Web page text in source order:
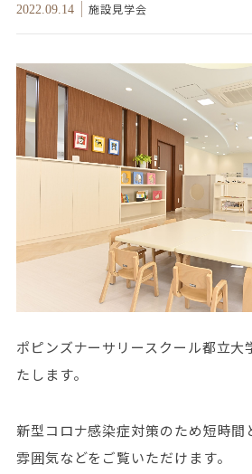
2022.09.14 施設見学会
ポピンズナーサリースクール都立大
たします。
新型コロナ感染症対策のため短時間
雰囲気などをご覧いただけます。